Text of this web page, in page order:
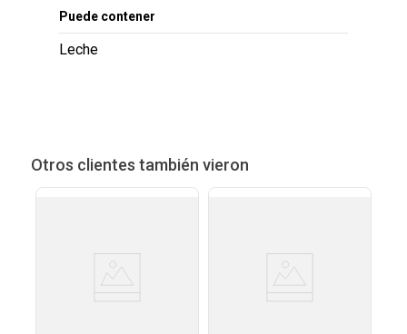
Puede contener
Leche
Otros clientes también vieron